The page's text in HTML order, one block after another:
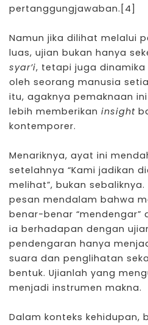
pertanggungjawaban. [4]
Namun jika dilihat melalui
luas, ujian bukan hanya
syar’i, tetapi juga
oleh seorang manusia
itu, agaknya pemaknaan
lebih memberikan insight
kontemporer.
Menariknya, ayat ini
setelahnya “Kami jadikan
melihat”, bukan
pesan mendalam bahwa
benar-benar “mendengar”
ia berhadapan dengan
pendengaran hanya
suara dan penglihatan
bentuk. Ujianlah yang
menjadi instrumen makna.
Dalam konteks kehidupan,